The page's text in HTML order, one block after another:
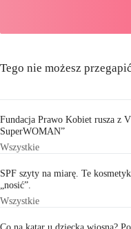
Tego nie możesz przegapić
Fundacja Prawo Kobiet rusza z
SuperWOMAN”
Wszystkie
SPF szyty na miarę. Te
„nosić”.
Wszystkie